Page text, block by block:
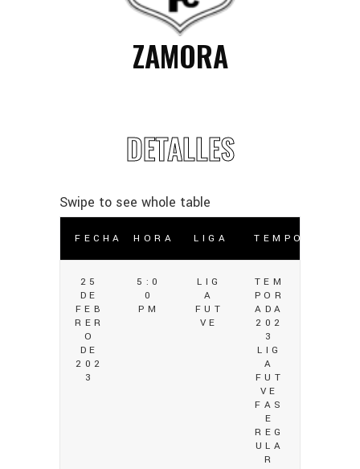
ZAMORA
DETALLES
FECHA HORA LIGA TEMPORADA
25
DE
FEB
RER
O
DE
202
3
5:0
0
PM
LIG
A
FUT
VE
TEM
POR
ADA
202
3
LIG
A
FUT
VE
FAS
E
REG
ULA
R